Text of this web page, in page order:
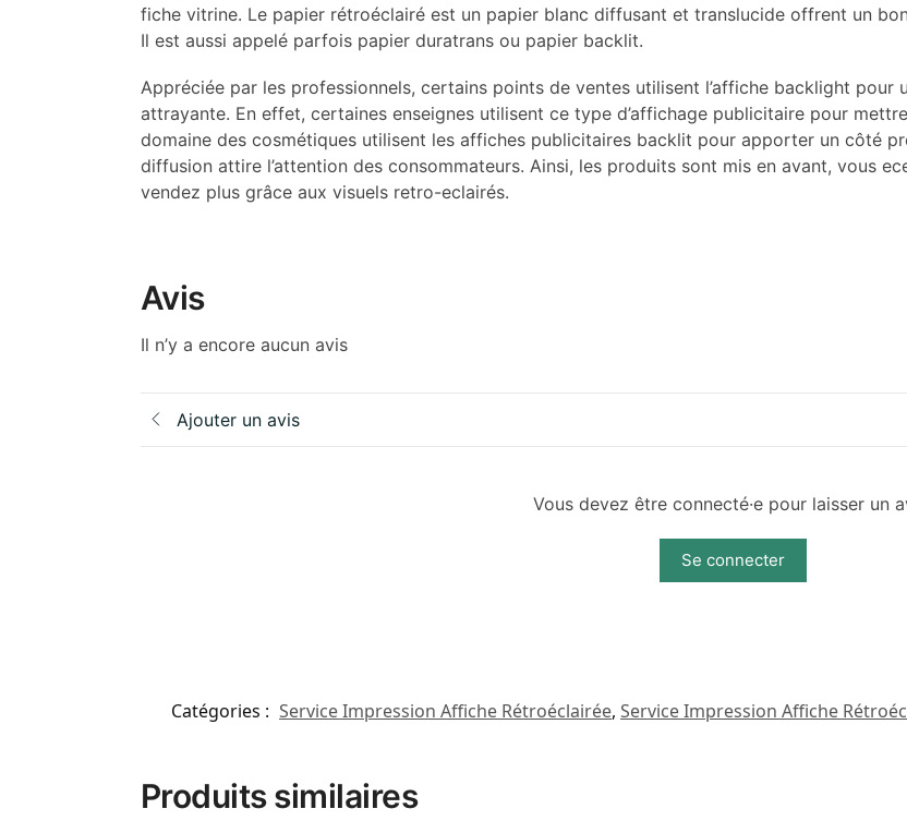
fiche vitrine. Le papier rétroéclairé est un papier blanc diffusant et translucide offrent un
Il est aussi appelé parfois papier duratrans ou papier backlit.
Appréciée par les professionnels, certains points de ventes utilisent l’affiche backlight pour
attrayante. En effet, certaines enseignes utilisent ce type d’affichage publicitaire pour
domaine des cosmétiques utilisent les affiches publicitaires backlit pour apporter un côté
diffusion attire l’attention des consommateurs. Ainsi, les produits sont mis en avant, vous
vendez plus grâce aux visuels retro-eclairés.
Avis
Il n’y a encore aucun avis
Ajouter un avis
Vous devez être connecté·e pour laisser un
Se connecter
Catégories : Service Impression Affiche Rétroéclairée, Service Impression Affiche
Produits similaires